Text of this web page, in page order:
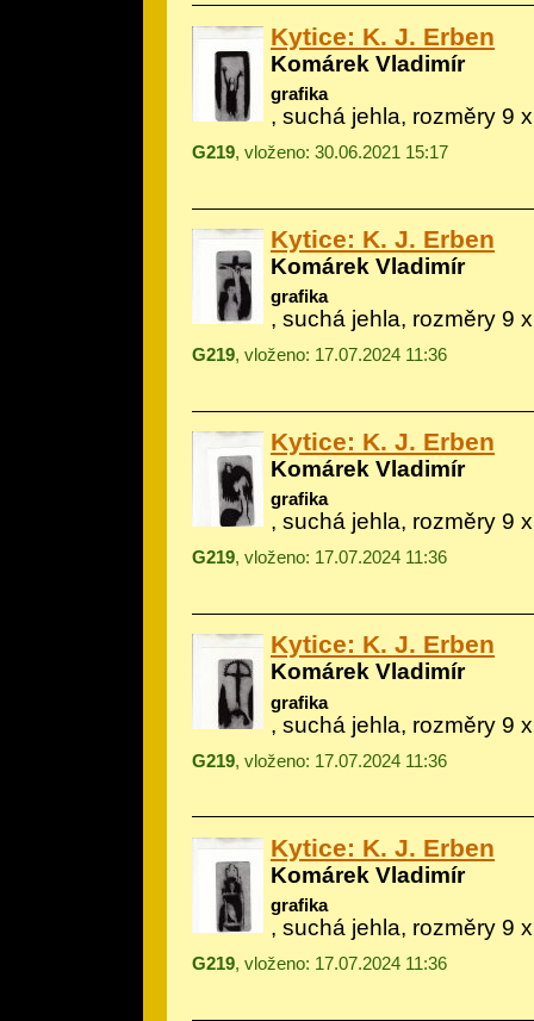
Kytice: K. J. Erben
Komárek Vladimír
grafika
, suchá jehla, rozměry 9
G219, vloženo: 30.06.2021 15:17
Kytice: K. J. Erben
Komárek Vladimír
grafika
, suchá jehla, rozměry 9
G219, vloženo: 17.07.2024 11:36
Kytice: K. J. Erben
Komárek Vladimír
grafika
, suchá jehla, rozměry 9
G219, vloženo: 17.07.2024 11:36
Kytice: K. J. Erben
Komárek Vladimír
grafika
, suchá jehla, rozměry 9
G219, vloženo: 17.07.2024 11:36
Kytice: K. J. Erben
Komárek Vladimír
grafika
, suchá jehla, rozměry 9
G219, vloženo: 17.07.2024 11:36